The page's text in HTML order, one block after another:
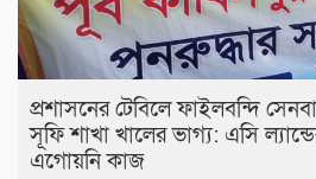
প্রশাসনের টেবিলে ফাইলবন্দি
সূফি শাখা খালের ভাগ্য: এসি
এগোয়নি কাজ